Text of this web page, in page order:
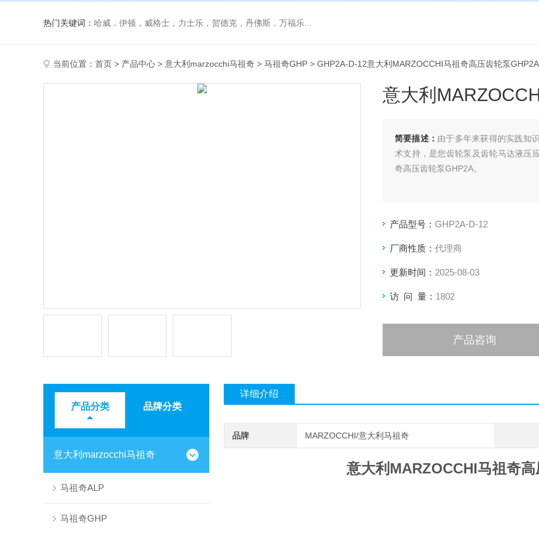
热门关键词： 哈威，伊顿，威格士，力士乐，贺德克，丹佛斯，万福乐...
当前位置： 首页 > 产品中心 > 意大利marzocchi马祖奇 > 马祖奇GHP > GHP2A-D-12意大利MARZOCCHI马祖奇高压齿轮泵GHP2A
意大利
简要描述： 由于多年来获得的实践知
术支持，是您齿轮泵及齿轮马达液压
奇高压齿轮泵GHP2A。
产品型号： GHP2A-D-12
厂商性质： 代理商
更新时间： 2025-08-03
访 问 量： 1802
产品咨询
产品分类 品牌分类
意大利marzocchi马祖奇
马祖奇ALP
马祖奇GHP
详细介绍
品牌 MARZOCCHI/意大利马祖奇
意大利MARZOCCHI马祖奇